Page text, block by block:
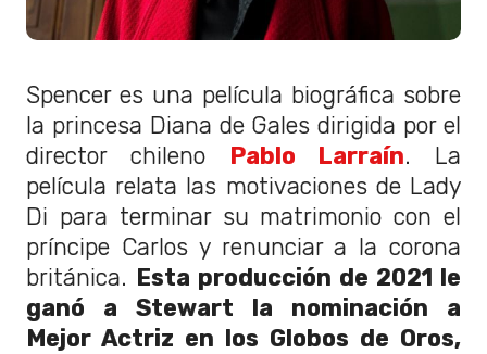
Spencer es una película biográfica sobre
la princesa Diana de Gales dirigida por el
director chileno
Pablo Larraín. La
película relata las motivaciones de Lady
Di para terminar su matrimonio con el
príncipe Carlos y renunciar a la corona
británica. Esta producción de 2021 le
ganó a Stewart la nominación a
Mejor Actriz en los Globos de Oros,